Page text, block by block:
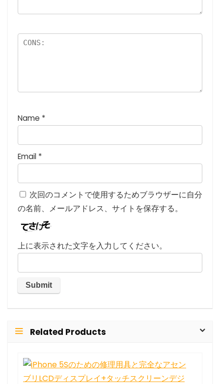
Name *
Email *
次回のコメントで使用するためブラウザーに自分
の名前、メールアドレス、サイトを保存する。
上に表示された文字を入力してください。
Related Products